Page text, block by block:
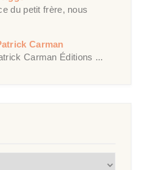
du petit frère, nous
Carman
Carman Éditions ...